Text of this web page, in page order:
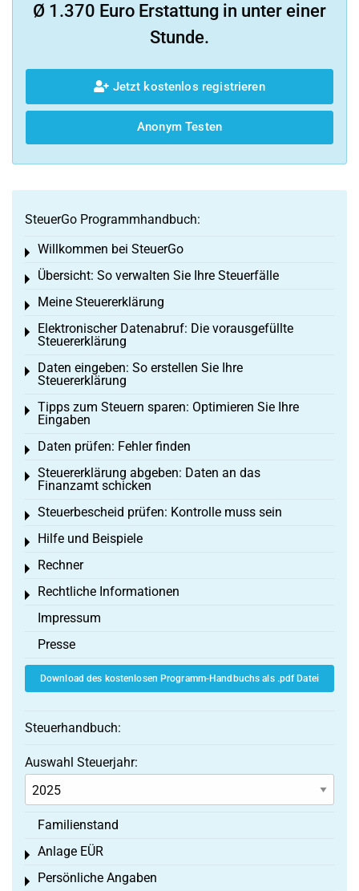
Ø 1.370 Euro Erstattung in unter einer
Stunde.
Jetzt kostenlos registrieren
Anonym Testen
SteuerGo Programmhandbuch:
Willkommen bei SteuerGo
Toggle menu
Übersicht: So verwalten Sie Ihre Steuerfälle
Toggle menu
Meine Steuererklärung
Toggle menu
Elektronischer Datenabruf: Die vorausgefüllte
Steuererklärung
Toggle menu
Daten eingeben: So erstellen Sie Ihre
Steuererklärung
Toggle menu
Tipps zum Steuern sparen: Optimieren Sie Ihre
Eingaben
Toggle menu
Daten prüfen: Fehler finden
Toggle menu
Steuererklärung abgeben: Daten an das
Finanzamt schicken
Toggle menu
Steuerbescheid prüfen: Kontrolle muss sein
Toggle menu
Hilfe und Beispiele
Toggle menu
Rechner
Toggle menu
Rechtliche Informationen
Toggle menu
Impressum
Presse
Download des kostenlosen Programm-Handbuchs als .pdf Datei
Steuerhandbuch:
Auswahl Steuerjahr:
Familienstand
Anlage EÜR
Toggle menu
Persönliche Angaben
Toggle menu